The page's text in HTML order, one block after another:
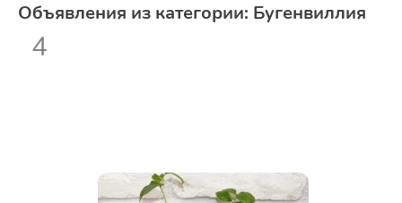
Объявления из категории: Бугенвиллия
4